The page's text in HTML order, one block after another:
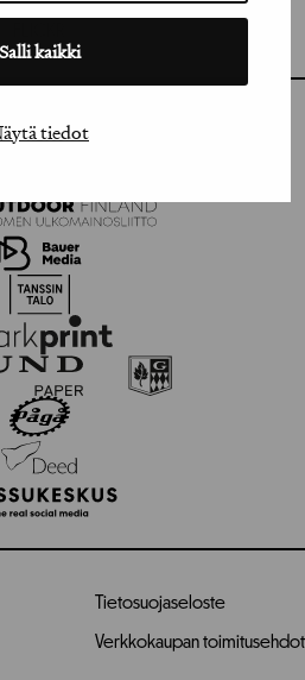
Salli kaikki
tiedot
Tietosuojaseloste
Verkkokaupan toimitusehdot